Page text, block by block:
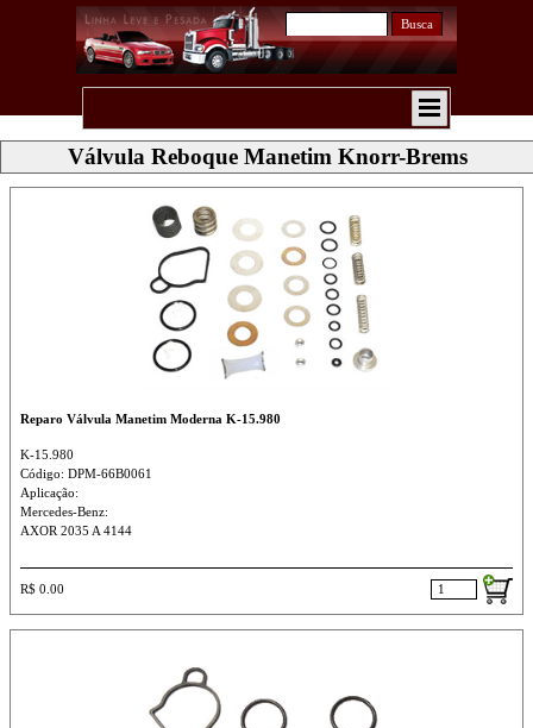
Busca
Válvula Reboque Manetim Knorr-Brems
Reparo Válvula Manetim Moderna K-15.980
K-15.980
Código: DPM-66B0061
Aplicação:
Mercedes-Benz:
AXOR 2035 A 4144
R$ 0.00